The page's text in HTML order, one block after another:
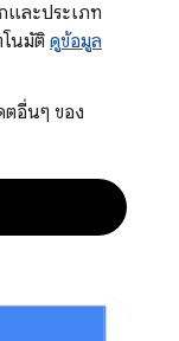
และประเภท
นมัติ ดูข้อมูล
ตอื่นๆ ของ